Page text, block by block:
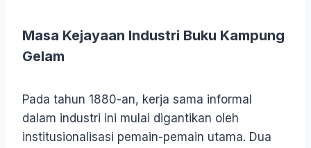
Masa Kejayaan Industri Buku Kampung
Gelam
Pada tahun 1880-an, kerja sama informal
dalam industri ini mulai digantikan oleh
institusionalisasi pemain-pemain utama. Dua